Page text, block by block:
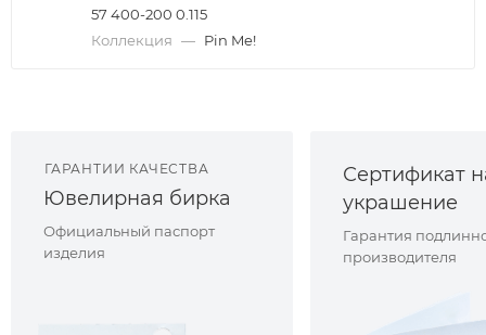
57 400-200 0.115
Коллекция — Pin Me!
ГАРАНТИИ КАЧЕСТВА
Ювелирная бирка
Официальный паспорт
изделия
Сертификат
украшение
Гарантия
производителя